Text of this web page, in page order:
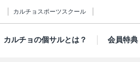
カルチョスポーツスクール
カルチョの個サルとは？ 会員特典